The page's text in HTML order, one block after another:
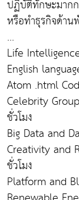
ปฏิบัติทักษะมาก
หรือทำธุรกิจด้า
...
Life
English
Atom .html
Celebrity
ชั่วโมง
Big Data and
Creativity and
ชั่วโมง
Platform and